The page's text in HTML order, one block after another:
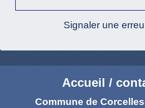
Signaler une
Accueil /
Commune de